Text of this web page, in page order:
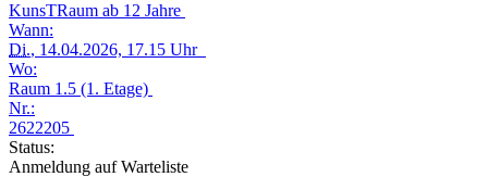
KunsTRaum ab 12 Jahre
Wann:
Di., 14.04.2026, 17.15 Uhr
Wo:
Raum 1.5 (1. Etage)
Nr.:
2622205
Status:
Anmeldung auf Warteliste